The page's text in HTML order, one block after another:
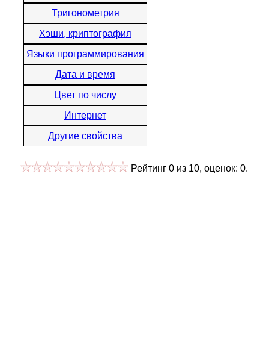
Тригонометрия
Хэши, криптография
Языки программирования
Дата и время
Цвет по числу
Интернет
Другие свойства
Рейтинг 0 из 10, оценок: 0.